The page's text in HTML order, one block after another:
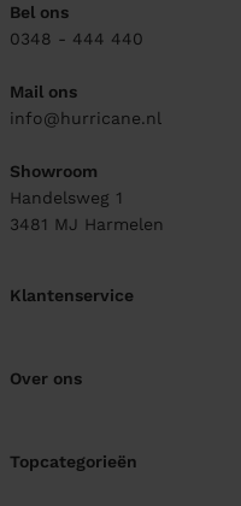
Bel ons
0348 - 444 440
Mail ons
info@hurricane.nl
Showroom
Handelsweg 1
3481 MJ Harmelen
Klantenservice
Over ons
Topcategorieën